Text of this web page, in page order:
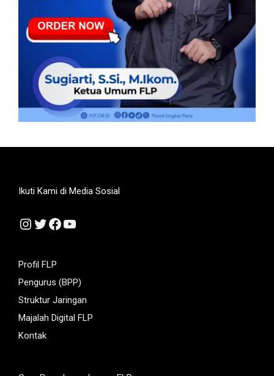
Ikuti Kami di Media Sosial
Instagram
Twitter
Facebook
YouTube
Profil FLP
Pengurus (BPP)
Struktur Jaringan
Majalah Digital FLP
Kontak